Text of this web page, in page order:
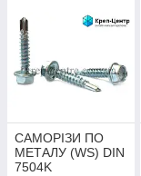
САМОРІЗИ ПО
МЕТАЛУ (WS) DIN
7504K